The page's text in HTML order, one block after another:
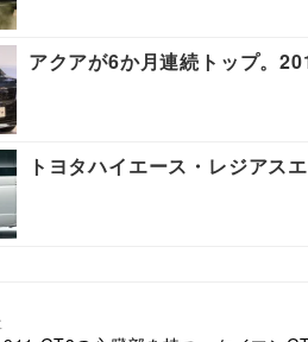
アクアが6か月連続トップ。
トヨタハイエース・レジアス